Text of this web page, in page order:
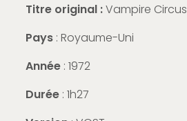
Titre original :Vampire Circus
Pays : Royaume-Uni
Année : 1972
Durée: 1h27